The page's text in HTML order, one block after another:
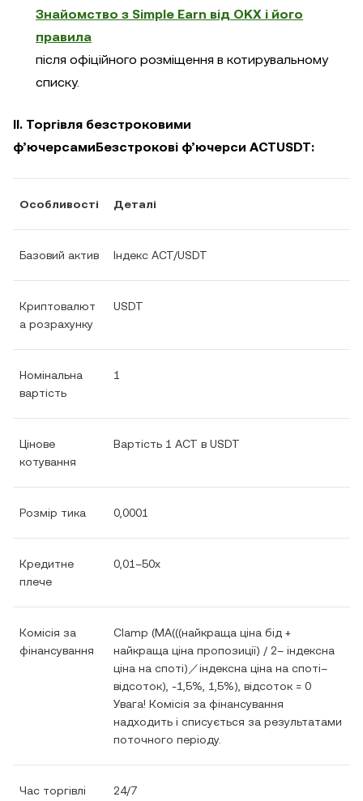
Знайомство з Simple Earn від OKX і його
правила
після офіційного розміщення в котирувальному
списку.
II. Торгівля безстроковими
ф’ючерсамиБезстрокові ф’ючерси ACTUSDT:
Особливості Деталі
Базовий актив Індекс ACT/USDT
Криптовалют
а розрахунку
USDT
Номінальна
вартість
1
Цінове
котування
Вартість 1 ACT в USDT
Розмір тика 0,0001
Кредитне
плече
0,01–50x
Комісія за
фінансування
Clamp (MA(((найкраща ціна бід +
найкраща ціна пропозиції) / 2– індексна
ціна на споті)／індексна ціна на споті–
відсоток), -1,5%, 1,5%), відсоток = 0
Увага! Комісія за фінансування
надходить і списується за результатами
поточного періоду.
Час торгівлі 24/7